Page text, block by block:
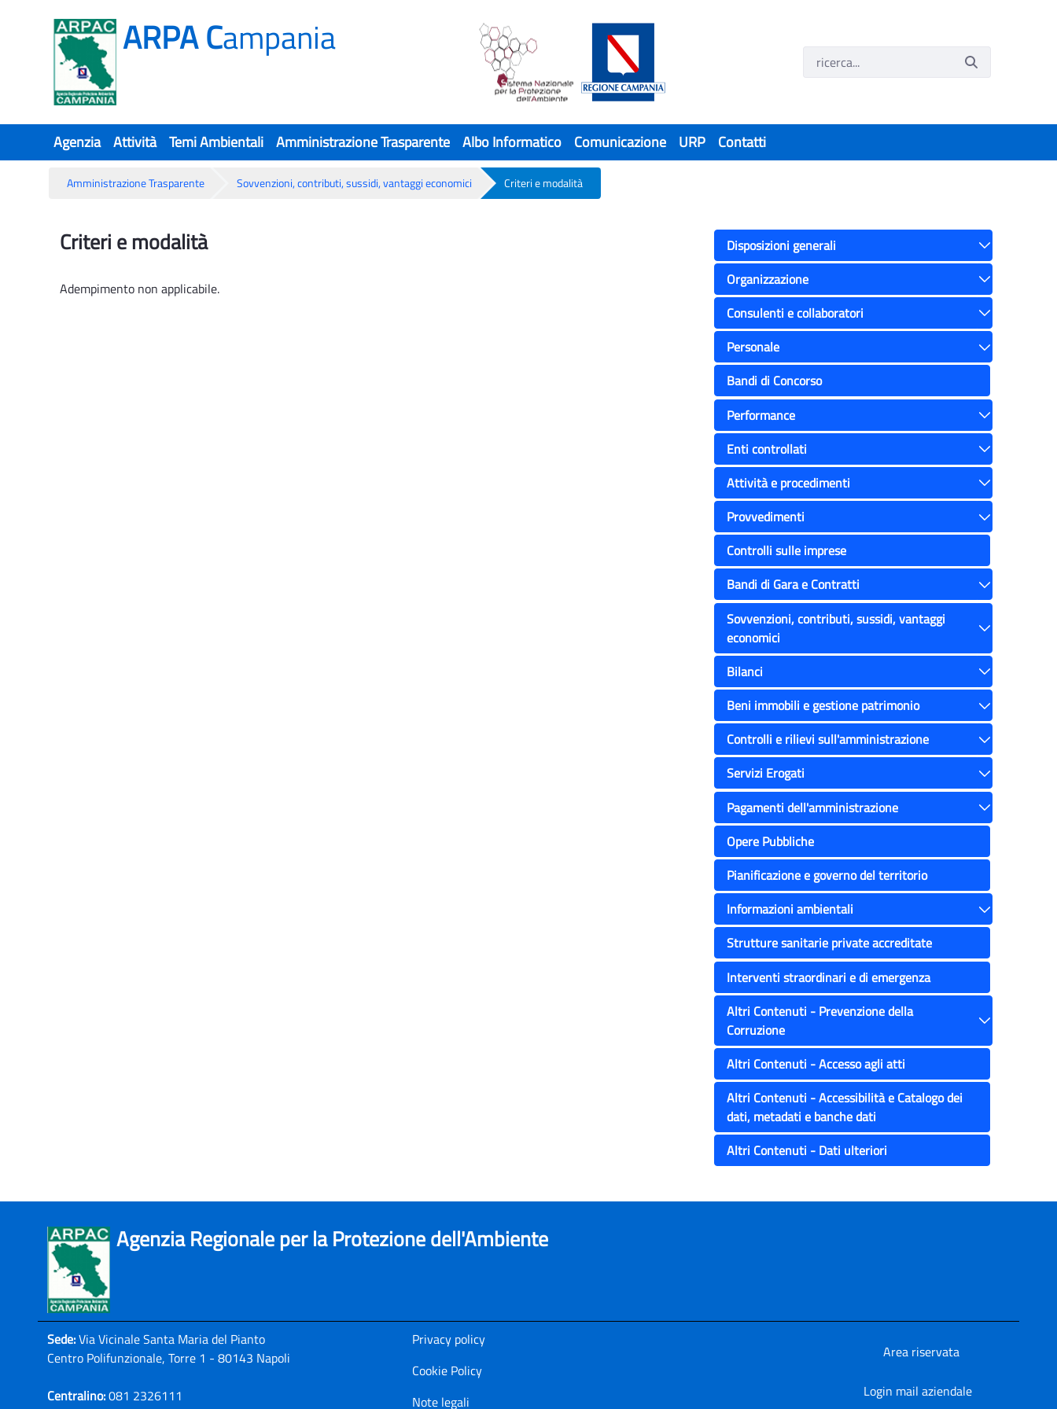
ARPA Campania
Agenzia Attività Temi Ambientali Amministrazione Trasparente Albo Informatico Comunicazione URP Contatti
Amministrazione Trasparente Sovvenzioni, contributi, sussidi, vantaggi economici Criteri e modalità
Criteri e modalità
Criteri e modalità
Adempimento non applicabile.
Disposizioni generali
Toggle
Organizzazione
Toggle
Consulenti e collaboratori
Toggle
Personale
Toggle
Bandi di Concorso
Performance
Toggle
Enti controllati
Toggle
Attività e procedimenti
Toggle
Provvedimenti
Toggle
Controlli sulle imprese
Bandi di Gara e Contratti
Toggle
Sovvenzioni, contributi, sussidi, vantaggi
economici
Bilanci
Toggle
Beni immobili e gestione patrimonio
Toggle
Controlli e rilievi sull'amministrazione
Toggle
Servizi Erogati
Toggle
Pagamenti dell'amministrazione
Toggle
Opere Pubbliche
Pianificazione e governo del territorio
Informazioni ambientali
Toggle
Strutture sanitarie private accreditate
Interventi straordinari e di emergenza
Altri Contenuti - Prevenzione della
Corruzione
Altri Contenuti - Accesso agli atti
Altri Contenuti - Accessibilità e Catalogo dei
dati, metadati e banche dati
Altri Contenuti - Dati ulteriori
Agenzia Regionale per la Protezione dell'Ambiente
Sede:Via Vicinale Santa Maria del Pianto
Centro Polifunzionale, Torre 1 - 80143 Napoli
Centralino:081 2326111
Privacy policy
Cookie Policy
Note legali
Area riservata
Login mail aziendale